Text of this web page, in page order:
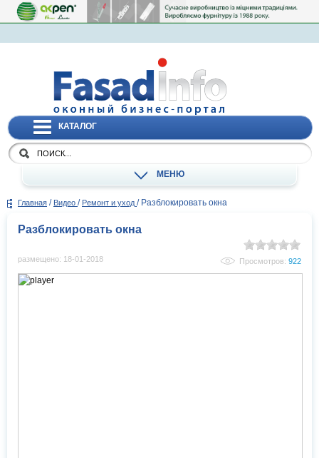
КАТАЛОГ
МЕНЮ
Главная / Видео / Ремонт и уход / Разблокировать окна
Разблокировать окна
размещено: 18-01-2018 Просмотров: 922